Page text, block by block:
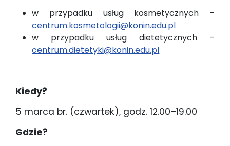
w przypadku usług kosmetycznych –
centrum.kosmetologii@konin.edu.pl
w przypadku usług dietetycznych –
centrum.dietetyki@konin.edu.pl
Kiedy?
5 marca br. (czwartek), godz. 12.00–19.00
Gdzie?